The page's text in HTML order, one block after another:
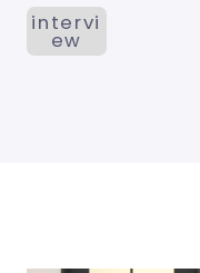
intervi
ew